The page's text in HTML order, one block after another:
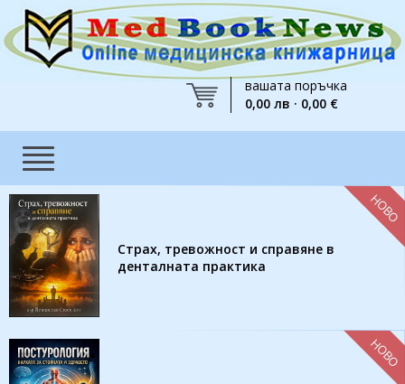
вашата поръчка
0,00 лв · 0,00 €
Страх, тревожност и справяне в
денталната практика
НОВО
НОВО